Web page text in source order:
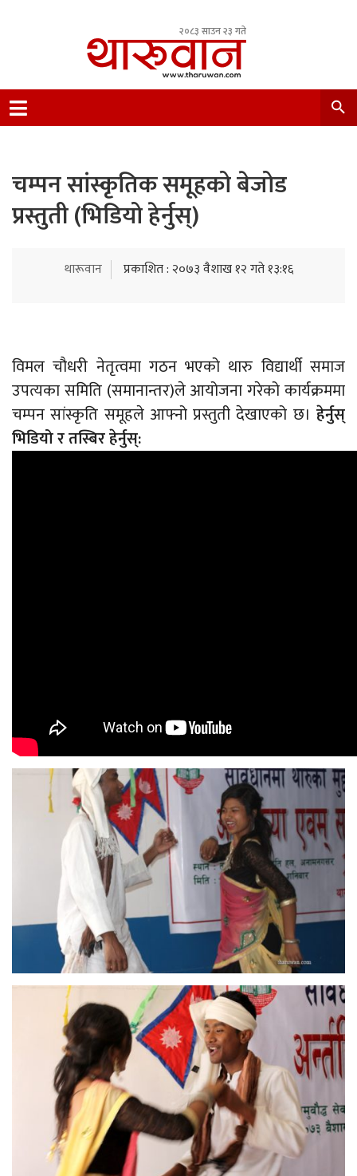
२०८३ साउन २३ गते
Nepal.
चम्पन सांस्कृतिक समूहको बेजोड
प्रस्तुती (भिडियो हेर्नुस्)
थारूवान प्रकाशित : २०७३ वैशाख १२ गते १३:१६
विमल चौधरी नेतृत्वमा गठन भएको थारु विद्यार्थी समाज
उपत्यका समिति (समानान्तर)ले आयोजना गरेको कार्यक्रममा
चम्पन सांस्कृति समूहले आफ्नो प्रस्तुती देखाएको छ। हेर्नुस्
भिडियो र तस्बिर हेर्नुस्: